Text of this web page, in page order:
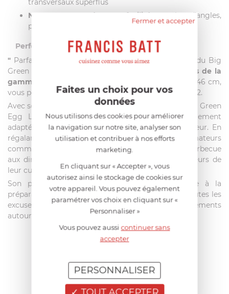
transversaux superflus
Nettoyage grandement facilité
: moins d’angles,
plus de simplicité
Perfect for large gourmet events
" Parfait pour les soirées barbecues"est la devise du Big
Green Egg Large,
le plus populaire des 6 modèles de la
gamme.
Avec sa grille de cuisson d'un diamètre de 46 cm,
vous pouvez cuire sur une surface totale de 1 688 cm2.
Avec son poids de 73 kg et sa hauteur de 84 cm, Big Green
Egg Large est un barbecue familiale, particulièrement
adapté à la préparation de grands repas en extérieur. En
régalant plus de 8 personnes, les cuisiniers amateurs
comme professionnels impressionneront par ce barbecue
aux dimensions familiales et par les nouvelles saveurs de
leur cuisine.
Son principal atout : sa grande taille se prête à la
préparation de menus complets à trois services. Toutes les
excuses seront bonnes pour organiser des événements
autour de votre Egg Large.
AVIS CLIENT
Fermer et accepter
Faites un choix pour vos
données
Nous utilisons des cookies pour améliorer
la navigation sur notre site, analyser son
utilisation et contribuer à nos efforts
marketing.
En cliquant sur « Accepter », vous
autorisez ainsi le stockage de cookies sur
votre appareil. Vous pouvez également
paramétrer vos choix en cliquant sur «
Personnaliser »
Vous pouvez aussicontinuer sans
accepter
PERSONNALISER